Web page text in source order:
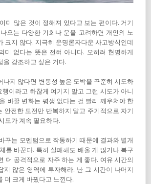
미 많은 것이 정해져 있다고 보는 편이다. 거기
오는 다양한 기회나 운을 고려하면 개인의 노
크지 않다. 지극히 운명론자다운 사고방식인데
미 없다는 뜻은 전혀 아니다. 오히려 현명하게
을 강조하고 싶은 거다.
나지 않다면 변동성 높은 도박을 꾸준히 시도하
행이라고 하찮게 여기지 말고 그런 시도가 아니
바꿀 변화는 평생 없다는 걸 빨리 깨우쳐야 한
안전한 도전만 반복하지 말고 주기적으로 자기
도가 계속 필요하다.
꾸는 모멘텀으로 작동하기 때문에 결과와 별개
를 바꾼다. 특히 실패해도 배울 게 많거나 복구
더 공격적으로 자주 하는 게 좋다. 여유 시간의
지 않은 영역에 투자해라. 난 그 시간이 나머지
더 크게 바꿨다고 느낀다.